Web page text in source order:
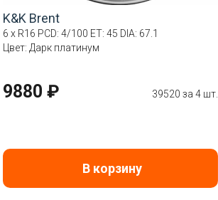
K&K Brent
6 x R16 PCD: 4/100 ET: 45 DIA: 67.1
Цвет: Дарк платинум
9880 ₽ 39520 за 4 шт.
В корзину